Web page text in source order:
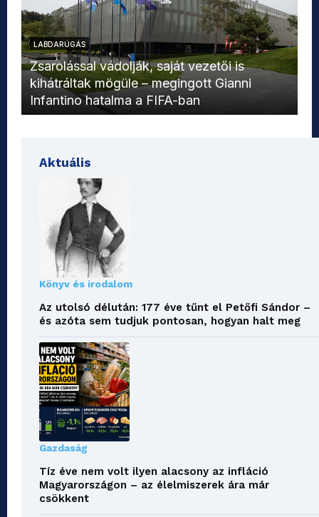
LABDARÚGÁS
Zsarolással vádolják, saját vezetői is
kihátráltak mögüle – megingott Gianni
Infantino hatalma a FIFA-ban
Aktuális
Könyv és irodalom
Az utolsó délután: 177 éve tűnt el Petőfi Sándor –
és azóta sem tudjuk pontosan, hogyan halt meg
Gazdaság
Tíz éve nem volt ilyen alacsony az infláció
Magyarországon – az élelmiszerek ára már
csökkent